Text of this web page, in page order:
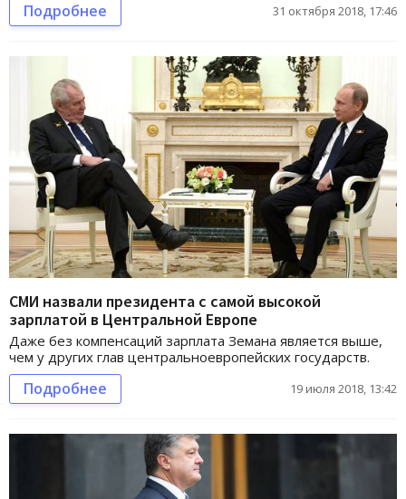
Подробнее 31 октября 2018, 17:46
СМИ назвали президента с самой высокой
зарплатой в Центральной Европе
Даже без компенсаций зарплата Земана является выше,
чем у других глав центральноевропейских государств.
Подробнее 19 июля 2018, 13:42